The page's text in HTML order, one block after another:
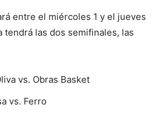
entre el miércoles 1 y el jueves
tendrá las dos semifinales, las
vs. Obras Basket
vs. Ferro